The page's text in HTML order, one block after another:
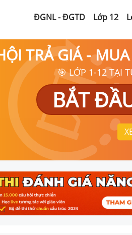
ĐGNL - ĐGTD Lớp 12
TRẢ GIÁ -
🎯 LỚP 1-12 TẠI
BẮT